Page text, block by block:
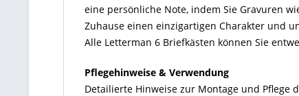
eine persönliche Note, indem Sie Gravuren
Zuhause einen einzigartigen Charakter und
Alle Letterman 6 Briefkästen können Sie
Pflegehinweise & Verwendung
Detailierte Hinweise zur Montage und